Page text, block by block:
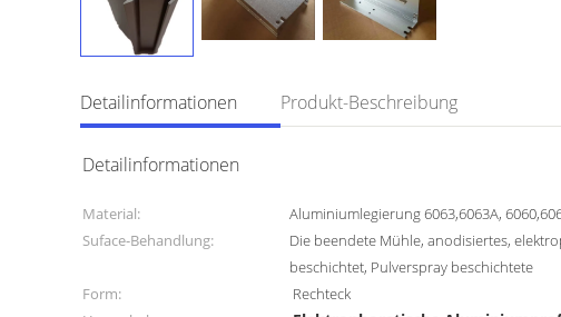
Detailinformationen Produkt-Beschreibung
Detailinformationen
Material: Aluminiumlegierung 6063,6063A,
Suface-Behandlung:
Die beendete Mühle, anodisiertes,
beschichtet, Pulverspray beschichtete
Form:
Rechteck